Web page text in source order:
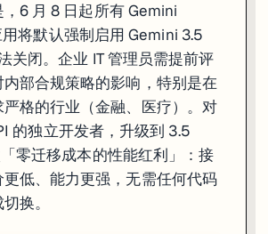
部门进行全面重组，新成立的核心机构命名
对 Llama 4 系列市场反响不及预期的深刻
生群体，这意味着 Meta AI 在 WhatsApp、
报 IPO S-1，同步推出 GPT-
6 月 8 日起所有 Gemini
将默认强制启用 Gemini 3.5
关闭。企业 IT 管理员需提前评
部合规策略的影响，特别是在
格的行业（金融、医疗）。对
的独立开发者，升级到 3.5
零迁移成本的性能红利」：接
低、能力更强，无需任何代码
换。